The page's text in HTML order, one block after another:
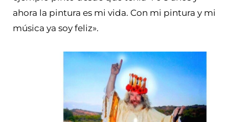
ahora la pintura es mi vida. Con mi pintura y mi
música ya soy feliz».